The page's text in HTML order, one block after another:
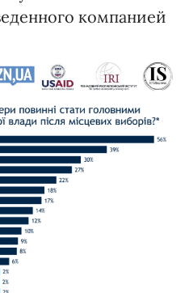
компанией